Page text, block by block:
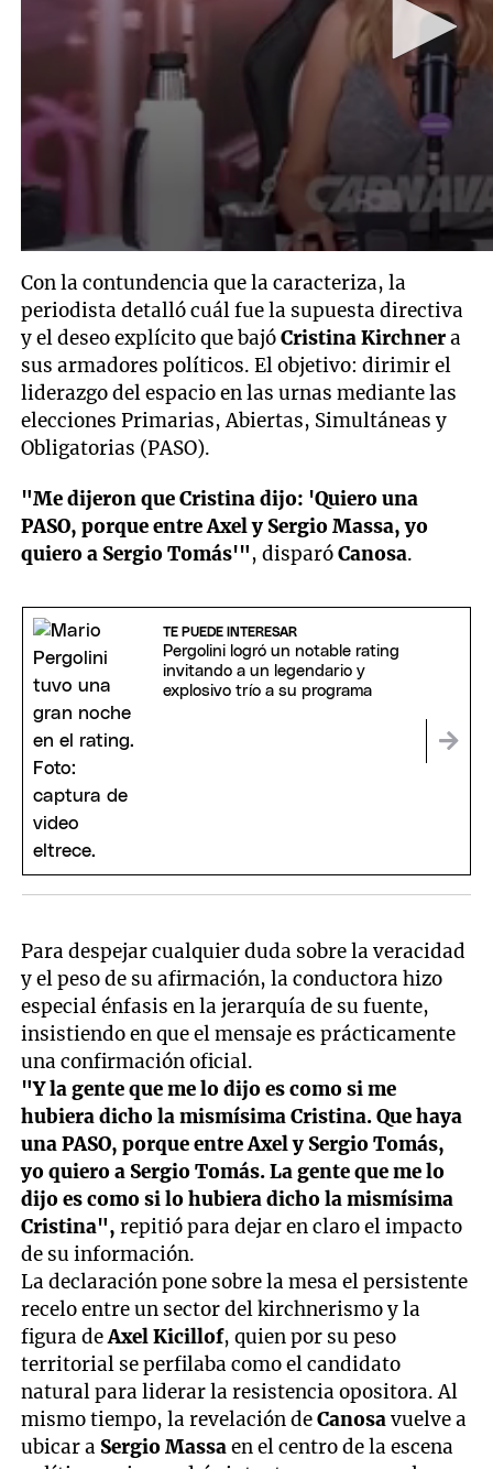
Con la contundencia que la caracteriza, la
periodista detalló cuál fue la supuesta directiva
y el deseo explícito que bajóCristina Kirchnera
sus armadores políticos. El objetivo: dirimir el
liderazgo del espacio en las urnas mediante las
elecciones Primarias, Abiertas, Simultáneas y
Obligatorias (PASO).
"Me dijeron que Cristina dijo: 'Quiero una
PASO, porque entre Axel y Sergio Massa, yo
quiero a Sergio Tomás'", disparóCanosa.
TE PUEDE INTERESAR
Pergolini logró un notable rating
invitando a un legendario y
explosivo trío a su programa
Para despejar cualquier duda sobre la veracidad
y el peso de su afirmación, la conductora hizo
especial énfasis en la jerarquía de su fuente,
insistiendo en que el mensaje es prácticamente
una confirmación oficial.
"Y la gente que me lo dijo es como si me
hubiera dicho la mismísima Cristina. Que haya
una PASO, porque entre Axel y Sergio Tomás,
yo quiero a Sergio Tomás. La gente que me lo
dijo es como si lo hubiera dicho la mismísima
Cristina", repitió para dejar en claro el impacto
de su información.
La declaración pone sobre la mesa el persistente
recelo entre un sector del kirchnerismo y la
figura deAxel Kicillof, quien por su peso
territorial se perfilaba como el candidato
natural para liderar la resistencia opositora. Al
mismo tiempo, la revelación deCanosavuelve a
ubicar a Sergio Massaen el centro de la escena